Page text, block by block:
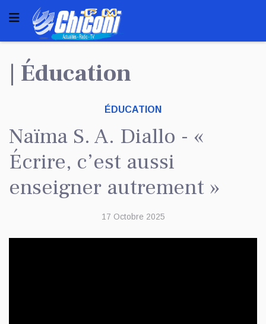
| Éducation
ÉDUCATION
Naïma S. A. Diallo - «
Écrire, c’est aussi
enseigner autrement »
17 Octobre 2025